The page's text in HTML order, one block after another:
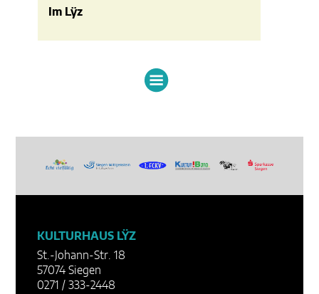
Im Lÿz
KULTURHAUS LŸZ
St.-Johann-Str. 18
57074 Siegen
0271 / 333-2448